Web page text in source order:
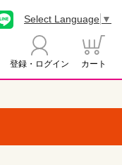
登録・ログイン カート
Select Language ▼